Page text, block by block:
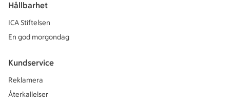
Hållbarhet
ICA Stiftelsen
En god morgondag
Kundservice
Reklamera
Återkallelser